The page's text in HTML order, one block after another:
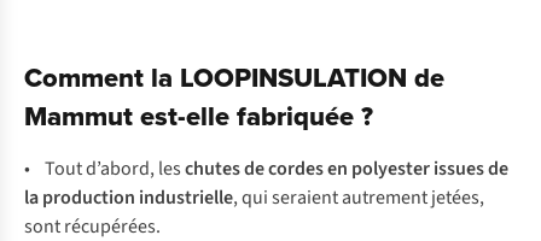
Comment la LOOPINSULATION de
Mammut est-elle fabriquée ?
• Tout d’abord, leschutes de cordes en polyester issues de
la production industrielle, qui seraient autrement jetées,
sont récupérées.